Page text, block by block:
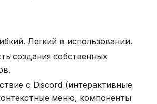
Легкий в использовании.
создания собственных
с Discord (интерактивные
меню, компоненты